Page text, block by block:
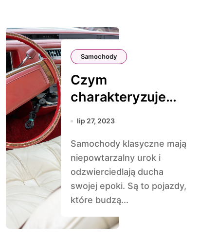
Samochody
Czym
charakteryzuje
się samochód
lip 27, 2023
Samochody klasyczne mają
niepowtarzalny urok i
odzwierciedlają ducha
swojej epoki. Są to pojazdy,
które budzą...